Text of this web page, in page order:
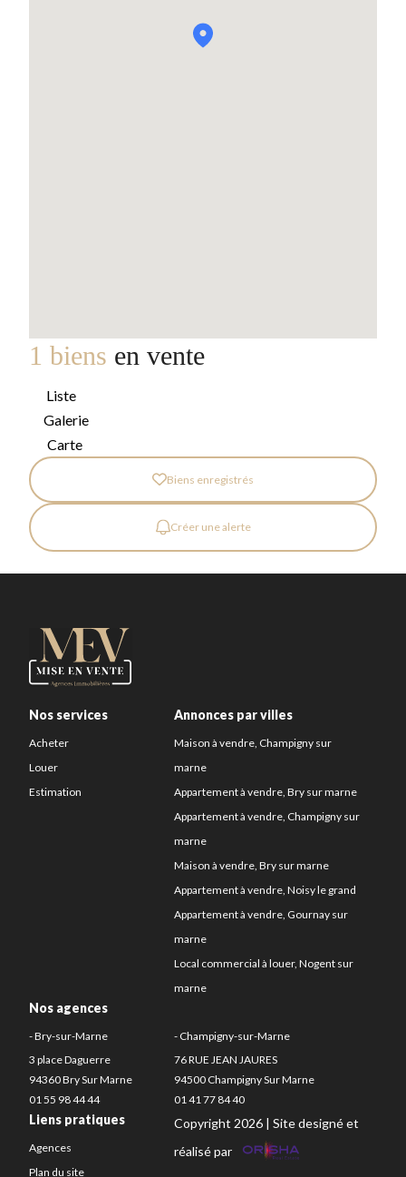
1 biens en vente
Liste
Galerie
Carte
Biens enregistrés
Créer une alerte
Nos services
Acheter
Louer
Estimation
Annonces par villes
Maison à vendre, Champigny sur
marne
Appartement à vendre, Bry sur marne
Appartement à vendre, Champigny sur
marne
Maison à vendre, Bry sur marne
Appartement à vendre, Noisy le grand
Appartement à vendre, Gournay sur
marne
Local commercial à louer, Nogent sur
marne
Nos agences
- Bry-sur-Marne
3 place Daguerre
94360 Bry Sur Marne
01 55 98 44 44
- Champigny-sur-Marne
76 RUE JEAN JAURES
94500 Champigny Sur Marne
01 41 77 84 40
Liens pratiques
Agences
Plan du site
Copyright 2026 | Site designé et
réalisé par